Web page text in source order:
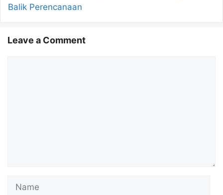
Balik Perencanaan
Leave a Comment